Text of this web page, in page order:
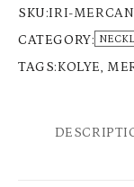
SKU:IRI-
CATEGORY:
TAGS:KOLYE,